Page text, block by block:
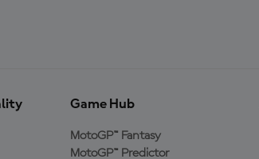
Game Hub
MotoGP™ Fantasy
MotoGP™ Predictor